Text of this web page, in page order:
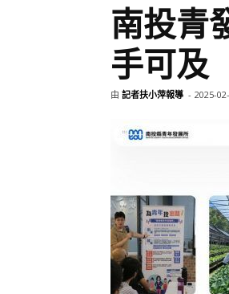
南投青
手可及
由 記者扶小萍報導 - 2025-